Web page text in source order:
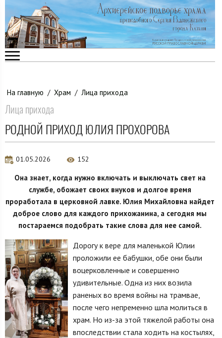
На главную / Храм / Лица прихода
Лица прихода
РОДНОЙ ПРИХОД ЮЛИЯ ПРОХОРОВА
01.05.2026 152
Она знает, когда нужно включать и выключать свет на
службе, обожает своих внуков и долгое время
проработала в церковной лавке. Юлия Михайловна найдет
доброе слово для каждого прихожанина, а сегодня мы
постараемся подобрать такие слова для нее самой.
Дорогу к вере для маленькой Юлии
проложили ее бабушки, обе они были
воцерковленные и совершенно
удивительные. Одна из них возила
раненых во время войны на трамвае,
после чего непременно шла молиться в
храм. Но из-за этой тяжелой работы она
впоследствии стала ходить на костылях,